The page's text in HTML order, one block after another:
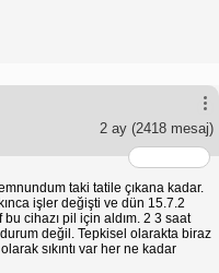
2 ay (2418 mesaj)
taki tatile çıkana kadar.
işler değişti ve dün 15.7.2
cihazı pil için aldım. 2 3 saat
değil. Tepkisel olarakta biraz
sıkıntı var her ne kadar